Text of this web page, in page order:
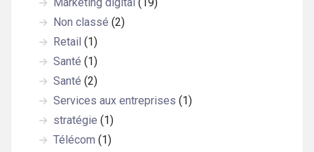
Non classé (2)
Retail (1)
Santé (1)
Santé (2)
Services aux entreprises (1)
stratégie (1)
Télécom (1)